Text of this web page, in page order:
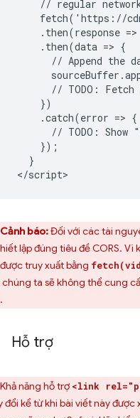
// regular
fetch('https://
.then(response
    .then(data => {
// Append the
// TODO: Fetch
    })
    .catch(error => {
// TODO: Show
    });
  }
Cảnh báo:Đối với các tài
lập đúng tiêu đề CORS.
truy xuất bằng
chúng ta sẽ không thể cung
Hỗ trợ
Khả năng hỗ trợ <link
đổi kể từ khi bài viết này